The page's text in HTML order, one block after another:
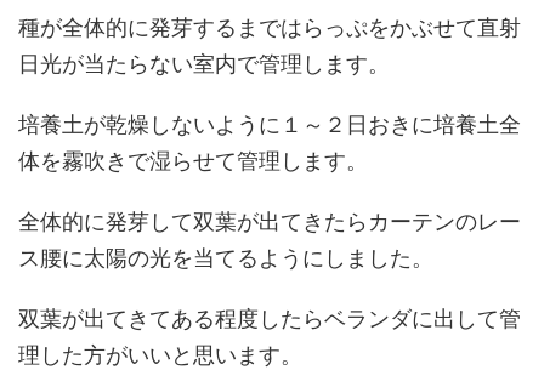
種が全体的に発芽するまではらっぷをかぶせて直射
日光が当たらない室内で管理します。
培養土が乾燥しないように１～２日おきに培養土全
体を霧吹きで湿らせて管理します。
全体的に発芽して双葉が出てきたらカーテンのレー
ス腰に太陽の光を当てるようにしました。
双葉が出てきてある程度したらベランダに出して管
理した方がいいと思います。